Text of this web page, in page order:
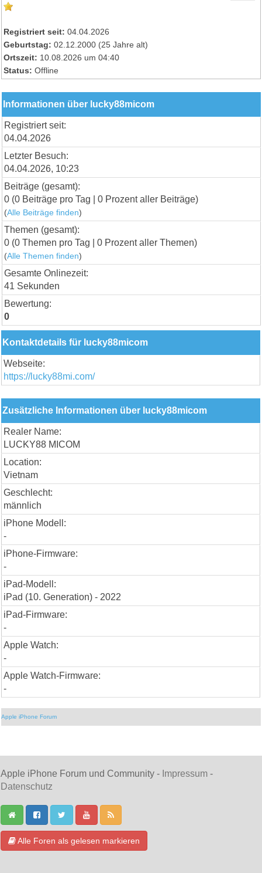
Registriert seit: 04.04.2026
Geburtstag: 02.12.2000 (25 Jahre alt)
Ortszeit: 10.08.2026 um 04:40
Status: Offline
Informationen über lucky88micom
Registriert seit:
04.04.2026
Letzter Besuch:
04.04.2026, 10:23
Beiträge (gesamt):
0 (0 Beiträge pro Tag | 0 Prozent aller Beiträge)
(Alle Beiträge finden)
Themen (gesamt):
0 (0 Themen pro Tag | 0 Prozent aller Themen)
(Alle Themen finden)
Gesamte Onlinezeit:
41 Sekunden
Bewertung:
0
Kontaktdetails für lucky88micom
Webseite:
https://lucky88mi.com/
Zusätzliche Informationen über lucky88micom
Realer Name:
LUCKY88 MICOM
Location:
Vietnam
Geschlecht:
männlich
iPhone Modell:
-
iPhone-Firmware:
-
iPad-Modell:
iPad (10. Generation) - 2022
iPad-Firmware:
-
Apple Watch:
-
Apple Watch-Firmware:
-
Apple iPhone Forum
Apple iPhone Forum und Community - Impressum -
Datenschutz
Alle Foren als gelesen markieren